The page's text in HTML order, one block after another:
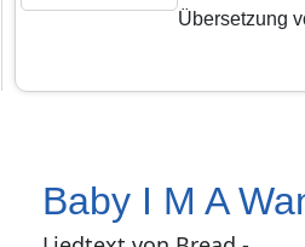
Übersetzung
Baby I M A